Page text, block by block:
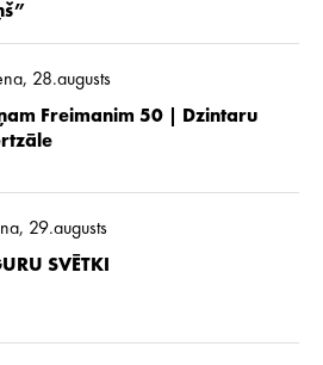
28.augusts
Freimanim 50 | Dzintaru
29.augusts
SVĒTKI